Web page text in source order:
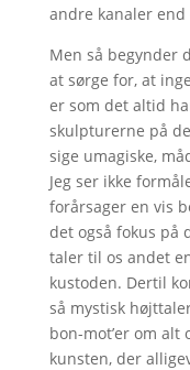
andre kanaler
Men så begynder
at sørge for, at
er som det altid
skulpturerne på
sige umagiske,
Jeg ser ikke
forårsager en vis
det også fokus på
taler til os andet
kustoden. Dertil
så mystisk
bon-mot’er om
kunsten, der